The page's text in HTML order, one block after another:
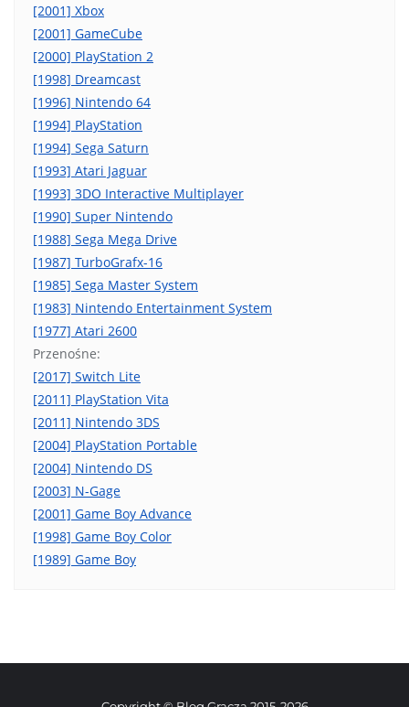
[2001] Xbox
[2001] GameCube
[2000] PlayStation 2
[1998] Dreamcast
[1996] Nintendo 64
[1994] PlayStation
[1994] Sega Saturn
[1993] Atari Jaguar
[1993] 3DO Interactive Multiplayer
[1990] Super Nintendo
[1988] Sega Mega Drive
[1987] TurboGrafx-16
[1985] Sega Master System
[1983] Nintendo Entertainment System
[1977] Atari 2600
Przenośne:
[2017] Switch Lite
[2011] PlayStation Vita
[2011] Nintendo 3DS
[2004] PlayStation Portable
[2004] Nintendo DS
[2003] N-Gage
[2001] Game Boy Advance
[1998] Game Boy Color
[1989] Game Boy